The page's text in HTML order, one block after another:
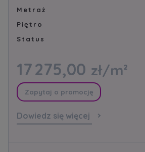
Metraż
Piętro
Status
17 275,00 zł/m²
Zapytaj o promocję
Dowiedz się więcej